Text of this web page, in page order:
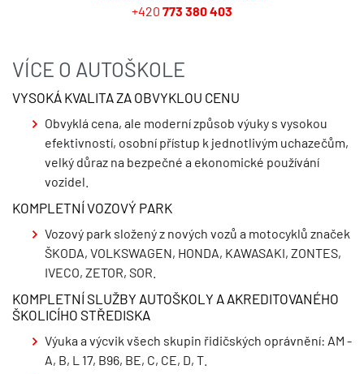
+420 773 380 403
VÍCE O AUTOŠKOLE
VYSOKÁ KVALITA ZA OBVYKLOU CENU
Obvyklá cena, ale moderní způsob výuky s vysokou
efektivností, osobní přístup k jednotlivým uchazečům,
velký důraz na bezpečné a ekonomické používání
vozidel.
KOMPLETNÍ VOZOVÝ PARK
Vozový park složený z nových vozů a motocyklů značek
ŠKODA, VOLKSWAGEN, HONDA, KAWASAKI, ZONTES,
IVECO, ZETOR, SOR.
KOMPLETNÍ SLUŽBY AUTOŠKOLY A AKREDITOVANÉHO
ŠKOLICÍHO STŘEDISKA
Výuka a výcvik všech skupin řidičských oprávnění: AM -
A, B, L 17, B96, BE, C, CE, D, T.